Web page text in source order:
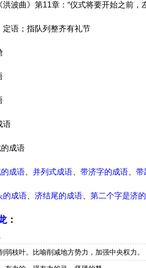
洪波曲》第11章：“仪式将要开始之前，
定语；指队列整齐有礼节
语
成语
成语 并列式成语 带济字的成语 带
的成语 济结尾的成语 第二个字是济
：
弱枝叶。比喻削减地方势力，加强中央权力。